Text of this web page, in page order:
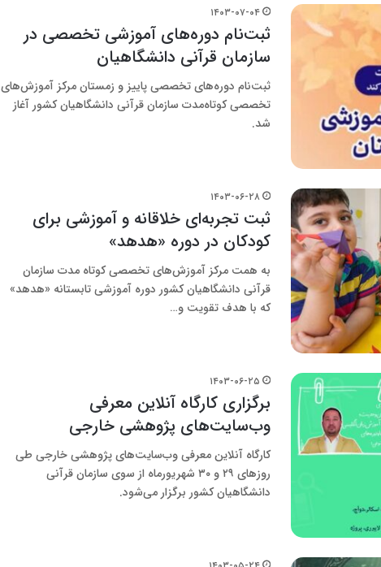
۱۴۰۳-۰۷-۰۴
ثبت‌نام دوره‌های آموزشی تخصصی در
سازمان قرآنی دانشگاهیان
ثبت‌نام دوره‌های تخصصی پاییز و زمستان مرکز آموزش‌های
تخصصی کوتاه‌مدت سازمان قرآنی دانشگاهیان کشور آغاز
شد.
۱۴۰۳-۰۶-۲۸
ثبت تجربه‌ای خلاقانه و آموزشی برای
کودکان در دوره «هدهد»
به همت مرکز آموزش‌های تخصصی کوتاه مدت سازمان
قرآنی دانشگاهیان کشور دوره آموزشی تابستانه «هدهد»
که با هدف تقویت و…
۱۴۰۳-۰۶-۲۵
برگزاری کارگاه آنلاین معرفی
وب‌سایت‌های پژوهشی خارجی
کارگاه آنلاین معرفی وب‌سایت‌های پژوهشی خارجی طی
روزهای ۲۹ و ۳۰ شهریورماه از سوی سازمان قرآنی
دانشگاهیان کشور برگزار می‌شود.